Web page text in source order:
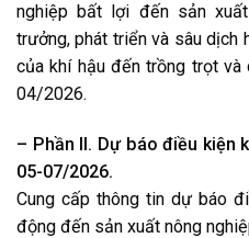
nghiệp bất lợi đến sản
trưởng, phát triển và sâu dịch
của khí hậu đến trồng trọt
04/2026.
– Phần II. Dự báo điều kiện
05-07/2026.
Cung cấp thông tin dự báo
động đến sản xuất nông